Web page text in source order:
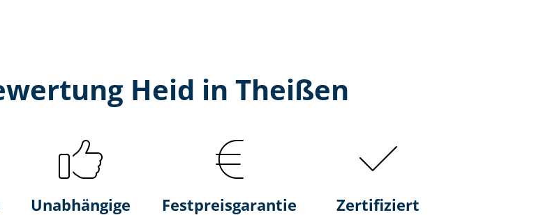
Heid in Theißen
Unabhängige
Festpreis​garantie Zertifiziert